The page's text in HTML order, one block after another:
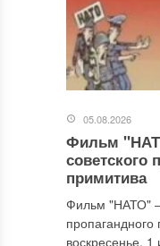
05.08.2026
Фильм
советского
примитива
Фильм "НАТО" ‒
воскресенье, 1